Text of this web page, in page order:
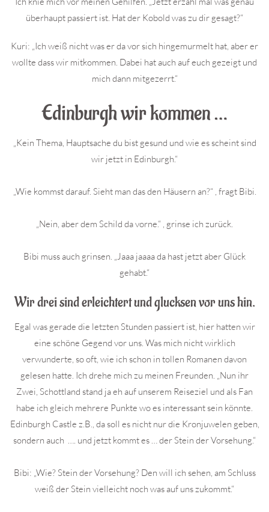
überhaupt passiert ist. Hat der Kobold was zu dir gesagt?“
Kuri: „Ich weiß nicht was er da vor sich hingemurmelt hat, aber er
wollte dass wir mitkommen. Dabei hat auch auf euch gezeigt und
mich dann mitgezerrt.“
Edinburgh wir kommen …
„Kein Thema, Hauptsache du bist gesund und wie es scheint sind
wir jetzt in Edinburgh.“
„Wie kommst darauf. Sieht man das den Häusern an?“ , fragt Bibi.
„Nein, aber dem Schild da vorne.“ , grinse ich zurück.
Bibi muss auch grinsen. „Jaaa jaaaa da hast jetzt aber Glück
gehabt.“
Wir drei sind erleichtert und glucksen vor uns hin.
Egal was gerade die letzten Stunden passiert ist, hier hatten wir
eine schöne Gegend vor uns. Was mich nicht wirklich
verwunderte, so oft, wie ich schon in tollen Romanen davon
gelesen hatte. Ich drehe mich zu meinen Freunden. „Nun ihr
Zwei, Schottland stand ja eh auf unserem Reiseziel und als Fan
habe ich gleich mehrere Punkte wo es interessant sein könnte.
Edinburgh Castle z.B., da soll es nicht nur die Kronjuwelen geben,
sondern auch …. und jetzt kommt es … der Stein der Vorsehung.“
Bibi: „Wie? Stein der Vorsehung? Den will ich sehen, am Schluss
weiß der Stein vielleicht noch was auf uns zukommt.“